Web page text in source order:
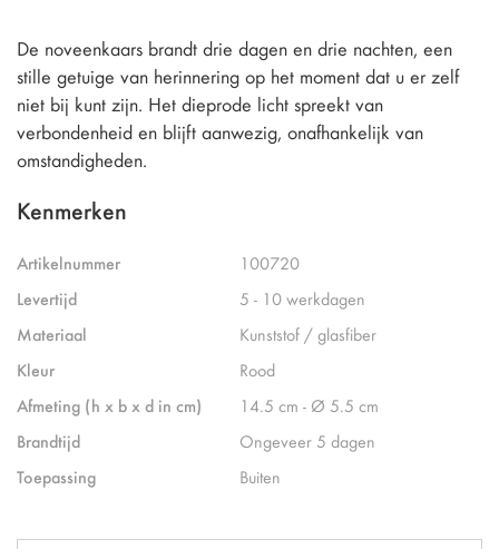
De noveenkaars brandt drie dagen en drie nachten, een
stille getuige van herinnering op het moment dat u er zelf
niet bij kunt zijn. Het dieprode licht spreekt van
verbondenheid en blijft aanwezig, onafhankelijk van
omstandigheden.
Kenmerken
Artikelnummer
100720
Levertijd
5 - 10 werkdagen
Materiaal
Kunststof / glasfiber
Kleur
Rood
Afmeting (h x b x d in cm)
14.5 cm - Ø 5.5 cm
Brandtijd
Ongeveer 5 dagen
Toepassing
Buiten